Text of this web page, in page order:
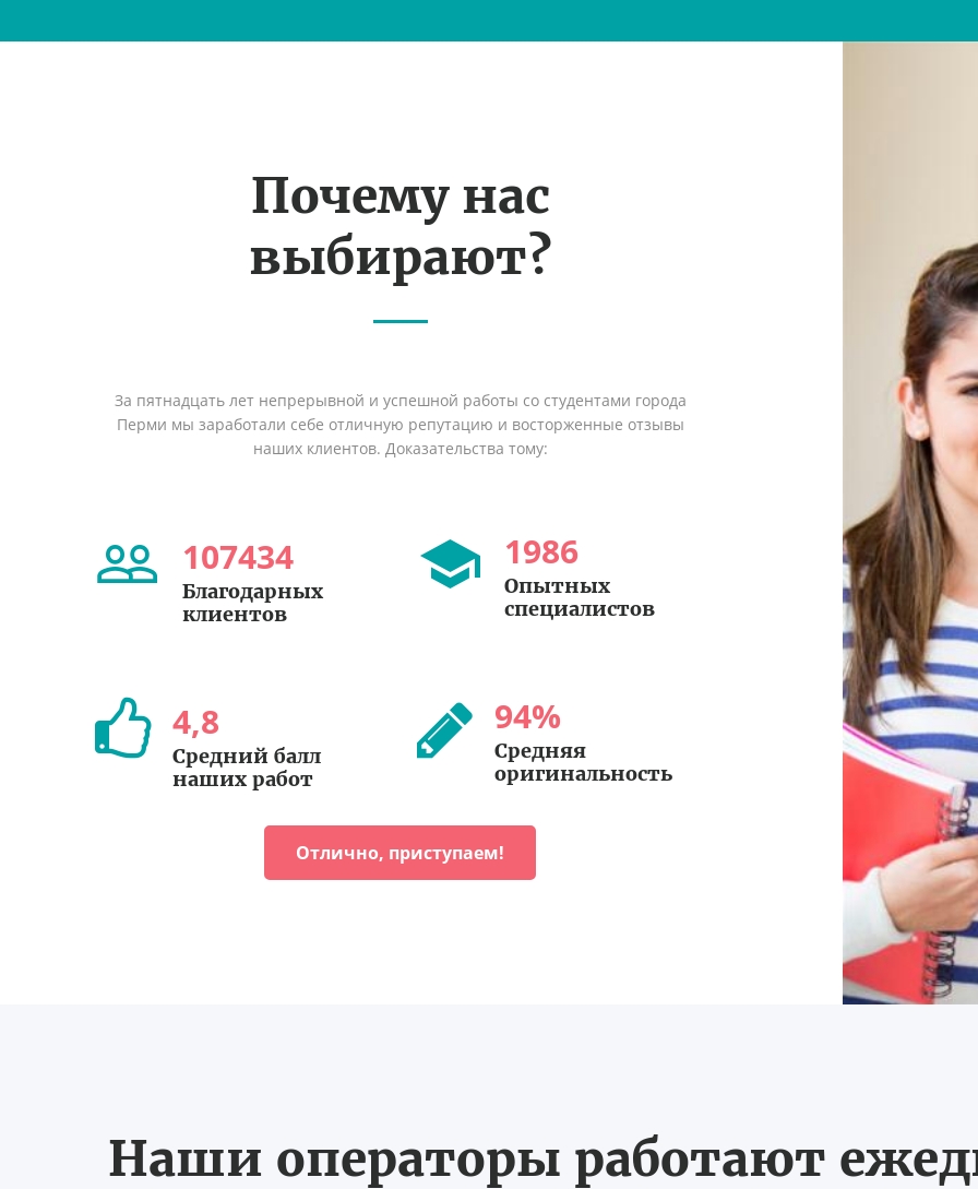
Почему нас
выбирают?
За пятнадцать лет непрерывной и успешной работы со студентами города
Перми мы заработали себе отличную репутацию и восторженные отзывы
наших клиентов. Доказательства тому:
107434
Благодарных
клиентов
1986
Опытных
специалистов
4,8
Средний балл
наших работ
94%
Средняя
оригинальность
Отлично, приступаем!
Наши операторы работают